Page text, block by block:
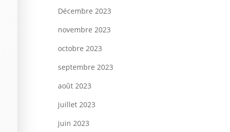
Décembre 2023
novembre 2023
octobre 2023
septembre 2023
août 2023
juillet 2023
juin 2023